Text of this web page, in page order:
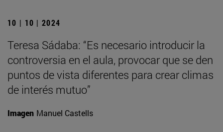
10 | 10 | 2024
Teresa Sádaba: “Es necesario introducir la
controversia en el aula, provocar que se den
puntos de vista diferentes para crear climas
de interés mutuo”
Imagen Manuel Castells